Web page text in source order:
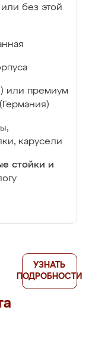
без этой
или премиум
карусели
стойки и
УЗНАТЬ
ПОДРОБНОСТИ